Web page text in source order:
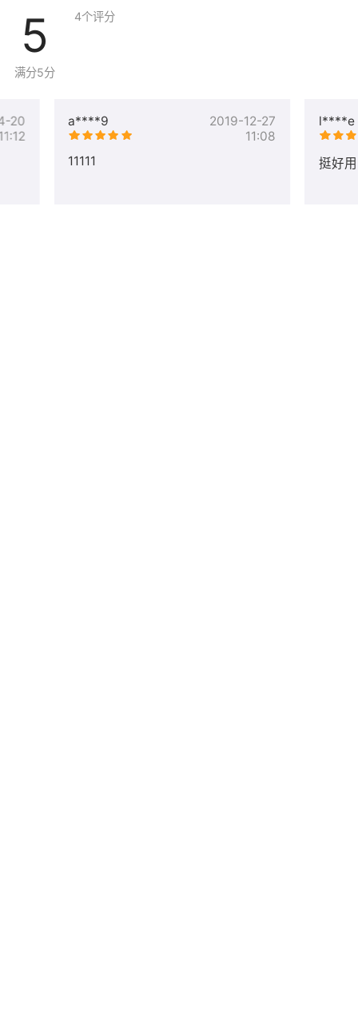
数据迁移（站点/数据库）：
https://market.aliyun.com/products/52738004/
https://market.aliyun.com/products/52746001/
故障排查（系统类/数据库类/站点类）：
https://market.aliyun.com/products/52740002/
5
满分5分
4个评分
a****9
2019-12-27
11:08
11111
l****e
挺好用
20